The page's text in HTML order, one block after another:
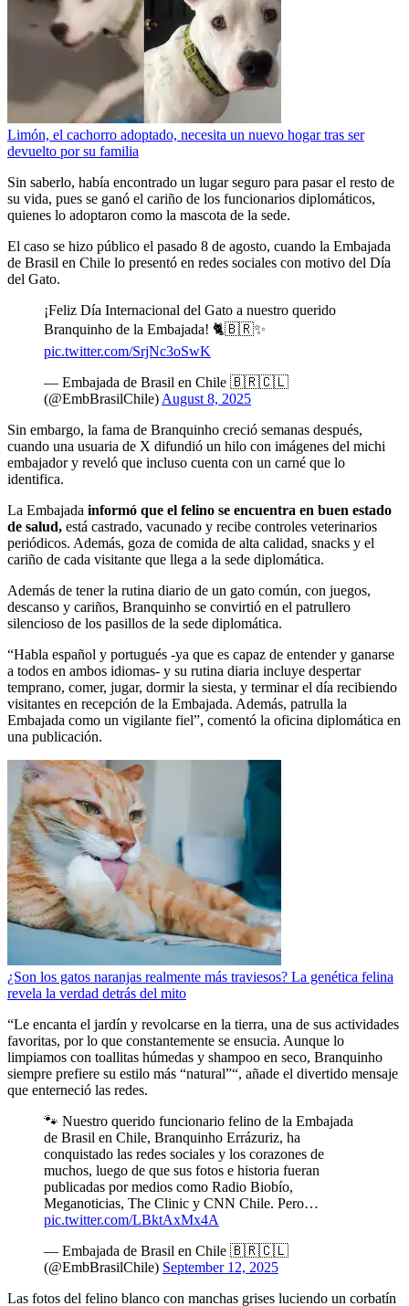
Limón, el cachorro adoptado, necesita un nuevo hogar tras ser
devuelto por su familia
Sin saberlo, había encontrado un lugar seguro para pasar el resto de
su vida, pues se ganó el cariño de los funcionarios diplomáticos,
quienes lo adoptaron como la mascota de la sede.
El caso se hizo público el pasado 8 de agosto, cuando la Embajada
de Brasil en Chile lo presentó en redes sociales con motivo del Día
del Gato.
¡Feliz Día Internacional del Gato a nuestro querido
Branquinho de la Embajada! 🐈🇧🇷✨
pic.twitter.com/SrjNc3oSwK
— Embajada de Brasil en Chile 🇧🇷🇨🇱
(@EmbBrasilChile) August 8, 2025
Sin embargo, la fama de Branquinho creció semanas después,
cuando una usuaria de X difundió un hilo con imágenes del michi
embajador y reveló que incluso cuenta con un carné que lo
identifica.
La Embajada informó que el felino se encuentra en buen estado
de salud, está castrado, vacunado y recibe controles veterinarios
periódicos. Además, goza de comida de alta calidad, snacks y el
cariño de cada visitante que llega a la sede diplomática.
Además de tener la rutina diario de un gato común, con juegos,
descanso y cariños, Branquinho se convirtió en el patrullero
silencioso de los pasillos de la sede diplomática.
“Habla español y portugués -ya que es capaz de entender y ganarse
a todos en ambos idiomas- y su rutina diaria incluye despertar
temprano, comer, jugar, dormir la siesta, y terminar el día recibiendo
visitantes en recepción de la Embajada. Además, patrulla la
Embajada como un vigilante fiel”, comentó la oficina diplomática en
una publicación.
¿Son los gatos naranjas realmente más traviesos? La genética felina
revela la verdad detrás del mito
“Le encanta el jardín y revolcarse en la tierra, una de sus actividades
favoritas, por lo que constantemente se ensucia. Aunque lo
limpiamos con toallitas húmedas y shampoo en seco, Branquinho
siempre prefiere su estilo más “natural”“, añade el divertido mensaje
que enterneció las redes.
🐾 Nuestro querido funcionario felino de la Embajada
de Brasil en Chile, Branquinho Errázuriz, ha
conquistado las redes sociales y los corazones de
muchos, luego de que sus fotos e historia fueran
publicadas por medios como Radio Biobío,
Meganoticias, The Clinic y CNN Chile. Pero…
pic.twitter.com/LBktAxMx4A
— Embajada de Brasil en Chile 🇧🇷🇨🇱
(@EmbBrasilChile) September 12, 2025
Las fotos del felino blanco con manchas grises luciendo un corbatín